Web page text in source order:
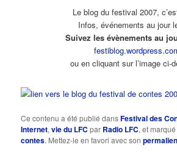
Le blog du festival 2007,
Infos, événements au jour
Suivez les évènements au
ou en cliquant sur l’image ci-
Ce contenu a été publié dansFestival des
Internet,vie du LFC par Radio LFC, et
contes. Mettez-le en favori avec sonpermalien